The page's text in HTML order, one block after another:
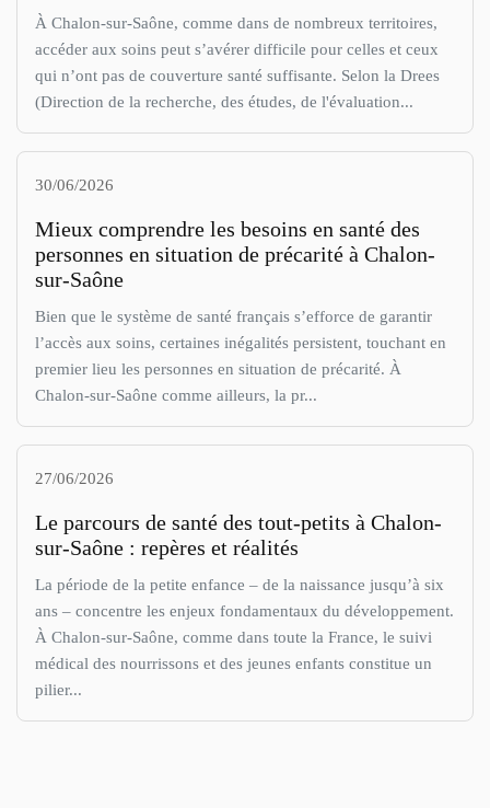
À Chalon-sur-Saône, comme dans de nombreux territoires,
accéder aux soins peut s’avérer difficile pour celles et ceux
qui n’ont pas de couverture santé suffisante. Selon la Drees
(Direction de la recherche, des études, de l'évaluation...
30/06/2026
Mieux comprendre les besoins en santé des
personnes en situation de précarité à Chalon-
sur-Saône
Bien que le système de santé français s’efforce de garantir
l’accès aux soins, certaines inégalités persistent, touchant en
premier lieu les personnes en situation de précarité. À
Chalon-sur-Saône comme ailleurs, la pr...
27/06/2026
Le parcours de santé des tout-petits à Chalon-
sur-Saône : repères et réalités
La période de la petite enfance – de la naissance jusqu’à six
ans – concentre les enjeux fondamentaux du développement.
À Chalon-sur-Saône, comme dans toute la France, le suivi
médical des nourrissons et des jeunes enfants constitue un
pilier...